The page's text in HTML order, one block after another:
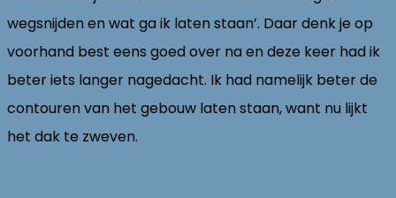
wegsnijden en wat ga ik laten staan’. Daar denk je op
voorhand best eens goed over na en deze keer had ik
beter iets langer nagedacht. Ik had namelijk beter de
contouren van het gebouw laten staan, want nu lijkt
het dak te zweven.